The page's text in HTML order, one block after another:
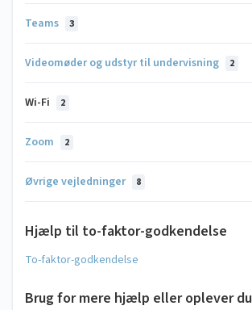
Teams 3
Videomøder og udstyr til undervisning 2
Wi-Fi 2
Zoom 2
Øvrige vejledninger 8
Hjælp til to-faktor-godkendelse
To-faktor-godkendelse
Brug for mere hjælp eller oplever